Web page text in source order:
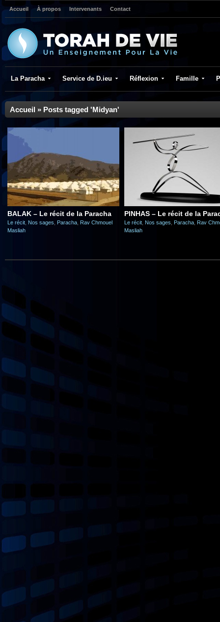
Accueil À propos Intervenants Contact
La Paracha Service de D.ieu Réflexion Famille
Accueil » Posts tagged 'Midyan'
BALAK – Le récit de la Paracha
Le récit Nos sages Paracha Rav Chmouel
Masliah
PINHAS – Le récit de la
Le récit Nos sages Paracha Rav
Masliah